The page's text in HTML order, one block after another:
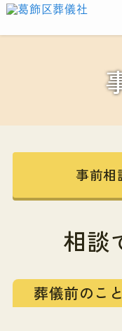
事前相
相談
葬儀前のこと